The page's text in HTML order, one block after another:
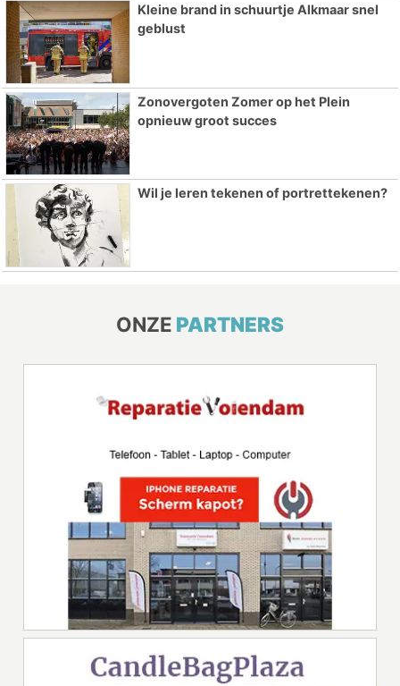
Kleine brand in schuurtje Alkmaar snel
geblust
Zonovergoten Zomer op het Plein
opnieuw groot succes
Wil je leren tekenen of portrettekenen?
ONZE PARTNERS